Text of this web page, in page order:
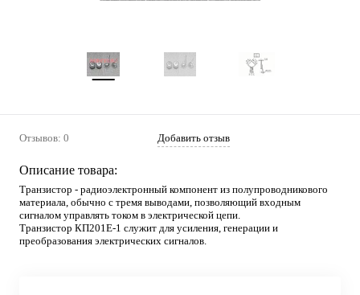
Отзывов: 0 Добавить отзыв
Описание товара:
Транзистор - радиоэлектронный компонент из полупроводникового
материала, обычно с тремя выводами, позволяющий входным
сигналом управлять током в электрической цепи.
Транзистор КП201Е-1 служит для усиления, генерации и
преобразования электрических сигналов.